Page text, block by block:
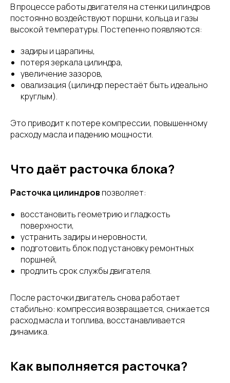
В процессе работы двигателя на стенки цилиндров
постоянно воздействуют поршни, кольца и газы
высокой температуры. Постепенно появляются:
задиры и царапины,
потеря зеркала цилиндра,
увеличение зазоров,
овализация (цилиндр перестаёт быть идеально
круглым).
Это приводит к потере компрессии, повышенному
расходу масла и падению мощности.
Что даёт расточка блока?
Расточка цилиндров позволяет:
восстановить геометрию и гладкость
поверхности,
устранить задиры и неровности,
подготовить блок под установку ремонтных
поршней,
продлить срок службы двигателя.
После расточки двигатель снова работает
стабильно: компрессия возвращается, снижается
расход масла и топлива, восстанавливается
динамика.
Как выполняется расточка?